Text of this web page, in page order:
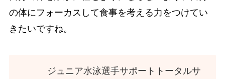
の体にフォーカスして食事を考える力をつけてい
きたいですね。
ジュニア水泳選手サポートトータルサ